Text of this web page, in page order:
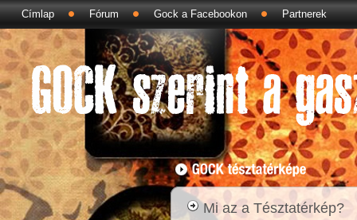
Címlap Fórum Gock a Facebookon Partnerek
Mi az a Tésztatérkép?